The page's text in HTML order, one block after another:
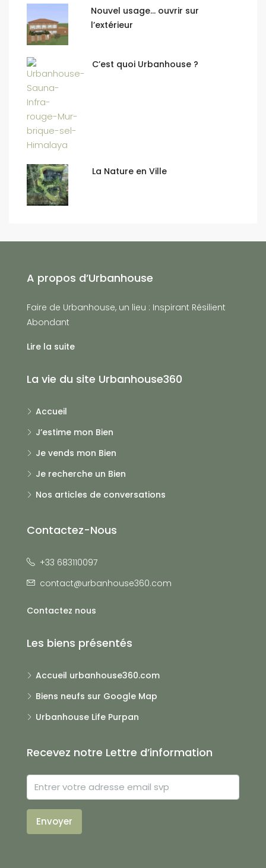
Nouvel usage… ouvrir sur
l’extérieur
C’est quoi Urbanhouse ?
La Nature en Ville
A propos d’Urbanhouse
Faire de Urbanhouse, un lieu : Inspirant Résilient
Abondant
Lire la suite
La vie du site Urbanhouse360
Accueil
J’estime mon Bien
Je vends mon Bien
Je recherche un Bien
Nos articles de conversations
Contactez-Nous
+33 683110097
contact@urbanhouse360.com
Contactez nous
Les biens présentés
Accueil urbanhouse360.com
Biens neufs sur Google Map
Urbanhouse Life Purpan
Recevez notre Lettre d’information
Envoyer